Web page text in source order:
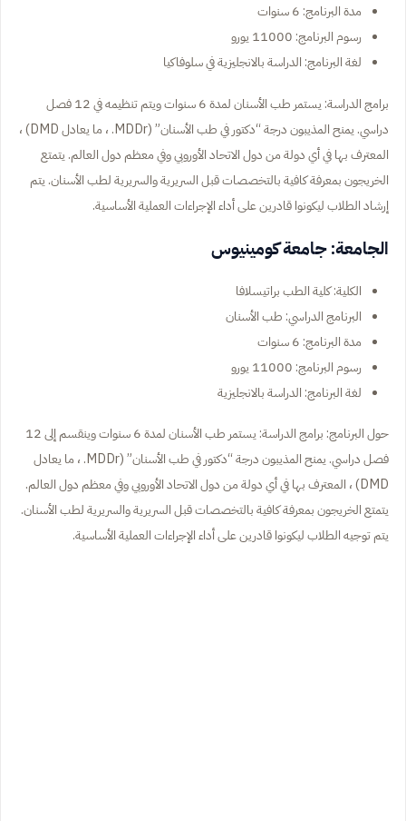
مدة البرنامج: 6 سنوات
رسوم البرنامج: 11000 يورو
لغة البرنامج: الدراسة بالانجليزية في سلوفاكيا
برامج الدراسة: يستمر طب الأسنان لمدة 6 سنوات ويتم تنظيمه في 12 فصل
دراسي. يمنح المذيبون درجة “دكتور في طب الأسنان” (MDDr. ، ما يعادل DMD) ،
المعترف بها في أي دولة من دول الاتحاد الأوروبي وفي معظم دول العالم. يتمتع
الخريجون بمعرفة كافية بالتخصصات قبل السريرية والسريرية لطب الأسنان. يتم
إرشاد الطلاب ليكونوا قادرين على أداء الإجراءات العملية الأساسية.
الجامعة: جامعة كومينيوس
الكلية: كلية الطب براتيسلافا
البرنامج الدراسي: طب الأسنان
مدة البرنامج: 6 سنوات
رسوم البرنامج: 11000 يورو
لغة البرنامج: الدراسة بالانجليزية
حول البرنامج: برامج الدراسة: يستمر طب الأسنان لمدة 6 سنوات وينقسم إلى 12
فصل دراسي. يمنح المذيبون درجة “دكتور في طب الأسنان” (MDDr. ، ما يعادل
DMD) ، المعترف بها في أي دولة من دول الاتحاد الأوروبي وفي معظم دول العالم.
يتمتع الخريجون بمعرفة كافية بالتخصصات قبل السريرية والسريرية لطب الأسنان.
يتم توجيه الطلاب ليكونوا قادرين على أداء الإجراءات العملية الأساسية.